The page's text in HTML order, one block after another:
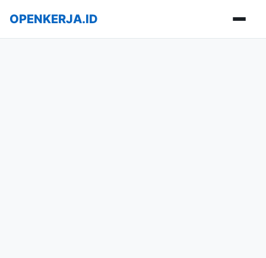
OPENKERJA.ID